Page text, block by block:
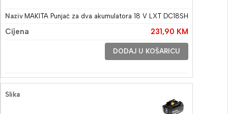
MAKITA Punjač za dva akumulatora 18 V LXT DC18SH
231,90 KM
DODAJ U KOŠARICU